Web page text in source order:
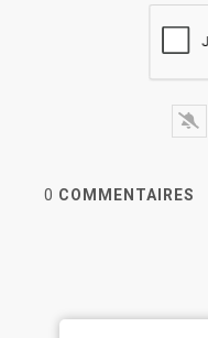
0 COMMENTAIRES